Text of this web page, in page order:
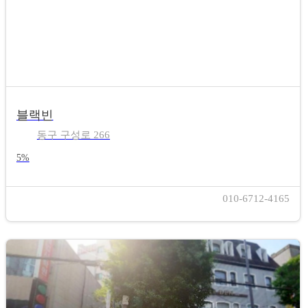
블랙빈
동구 구성로 266
5%
010-6712-4165